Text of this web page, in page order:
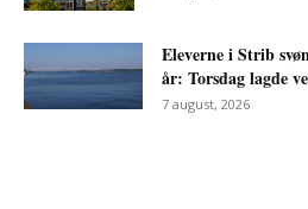
Eleverne i Strib
år: Torsdag lagde
7 august, 2026